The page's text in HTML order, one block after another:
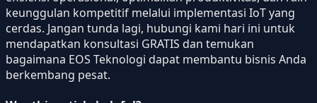
keunggulan kompetitif melalui implementasi IoT yang
cerdas. Jangan tunda lagi, hubungi kami hari ini untuk
mendapatkan konsultasi GRATIS dan temukan
bagaimana EOS Teknologi dapat membantu bisnis Anda
berkembang pesat.